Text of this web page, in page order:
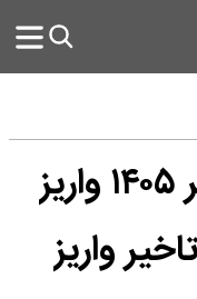
چرا سود بانک ملی تیر ۱۴۰۵ واریز
واریز